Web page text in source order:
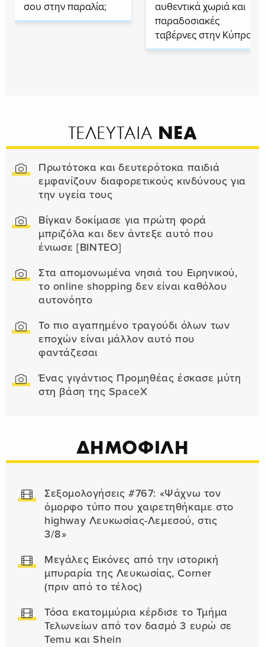
σου στην παραλία;
αυθεντικά χωριά και
παραδοσιακές
ταβέρνες στην Κύπρο
ΤΕΛΕΥΤΑΙΑ ΝΕΑ
Πρωτότοκα και δευτερότοκα παιδιά
εμφανίζουν διαφορετικούς κινδύνους για
την υγεία τους
Βίγκαν δοκίμασε για πρώτη φορά
μπριζόλα και δεν άντεξε αυτό που
ένιωσε [ΒΙΝΤΕΟ]
Στα απομονωμένα νησιά του Ειρηνικού,
το online shopping δεν είναι καθόλου
αυτονόητο
Το πιο αγαπημένο τραγούδι όλων των
εποχών είναι μάλλον αυτό που
φαντάζεσαι
Ένας γιγάντιος Προμηθέας έσκασε μύτη
στη βάση της SpaceX
ΔΗΜΟΦΙΛΗ
Σεξομολογήσεις #767: «Ψάχνω τον
όμορφο τύπο που χαιρετηθήκαμε στο
highway Λευκωσίας-Λεμεσού, στις
3/8»
Μεγάλες Εικόνες από την ιστορική
μπυραρία της Λευκωσίας, Corner
(πριν από το τέλος)
Τόσα εκατομμύρια κέρδισε το Τμήμα
Τελωνείων από τον δασμό 3 ευρώ σε
Temu και Shein